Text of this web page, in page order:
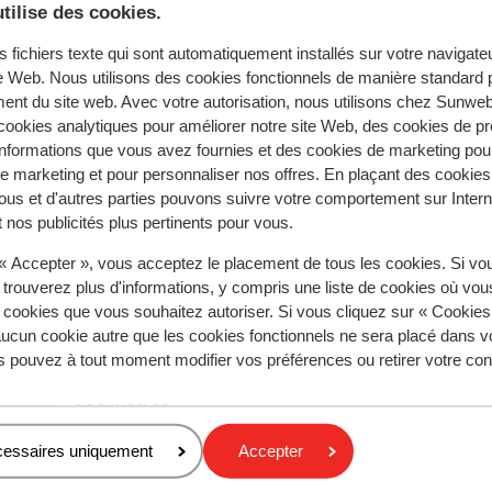
des cookies.
fichiers texte qui sont automatiquement installés sur votre
Web. Nous utilisons des cookies fonctionnels de manière standard
du site web. Avec votre autorisation, nous utilisons chez
analytiques pour améliorer notre site Web, des cookies de
que vous avez fournies et des cookies de marketing
marketing et pour personnaliser nos offres. En plaçant des
et d'autres parties pouvons suivre votre comportement sur
nos publicités plus pertinents pour vous.
Accepter », vous acceptez le placement de tous les cookies. Si
plus d'informations, y compris une liste de cookies où
que vous souhaitez autoriser. Si vous cliquez sur «
cookie autre que les cookies fonctionnels ne sera placé dans
pouvez à tout moment modifier vos préférences ou retirer votre
uniquement Accepter
pour cet hébergement.
À proximité
À la périphérie
Distance de l'aéroport geneve environ 170
Distance jusqu'aux pistes de ski environ 800
Distance jusqu'a l'arrêt du bus de ski environ 300
mètres
Distance jusqu'aux remontées mécaniques environ
800 mètres
Distance à la supérette la plus proche environ 300
mètres
Endroit calme